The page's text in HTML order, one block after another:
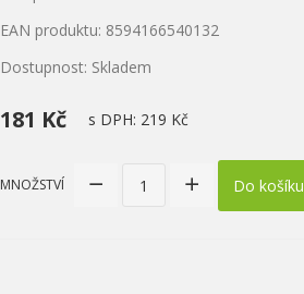
EAN produktu: 8594166540132
Dostupnost: Skladem
181 Kč s DPH: 219 Kč
MNOŽSTVÍ Do košíku